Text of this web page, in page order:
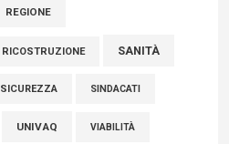
REGIONE
RICOSTRUZIONE SANITÀ
SICUREZZA SINDACATI
UNIVAQ VIABILITÀ